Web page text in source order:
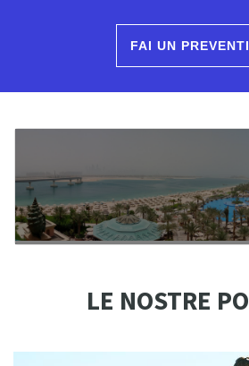
FAI UN
LE NOSTRE